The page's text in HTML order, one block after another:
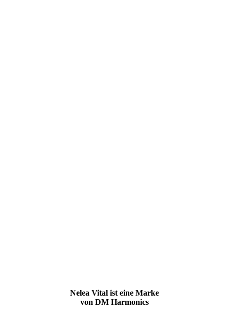
Nelea Vital ist eine Marke
von DM Harmonics